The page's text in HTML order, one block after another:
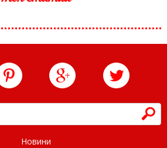
h
Новини